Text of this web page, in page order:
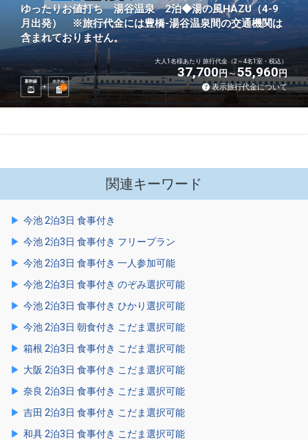
ゆったりお値打ち 湯谷温泉 2泊◆湯の風HAZU（4-9
月出発） ※旅行代金には豊橋-湯谷温泉間の交通機関は
含まれておりません。
新幹線
ホテル
2泊
大人1名様あたり 旅行代金（2～4名1室・税込）
37,700円 55,960円
表示旅行代金について
関連キーワード
今池 2泊3日 食事付き
今池 2泊3日 食事付き フリープラン
今池 2泊3日 食事付き 一人参加可能
今池 2泊3日 食事付き のぞみ選択可能
今池 2泊3日 食事付き ひかり選択可能
今池 2泊3日 朝食付き こだま選択可能
箱根 2泊3日 食事付き こだま選択可能
大阪 2泊3日 食事付き こだま選択可能
奈良 2泊3日 食事付き こだま選択可能
吉田 2泊3日 食事付き こだま選択可能
和具 2泊3日 食事付き こだま選択可能